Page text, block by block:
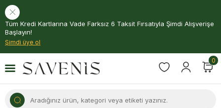
Tüm Kredi Kartlarına Vade Farksız 6 Taksit Fırsatıyla Şimdi Alışverişe
Başlayın!
Şimdi üye ol
0